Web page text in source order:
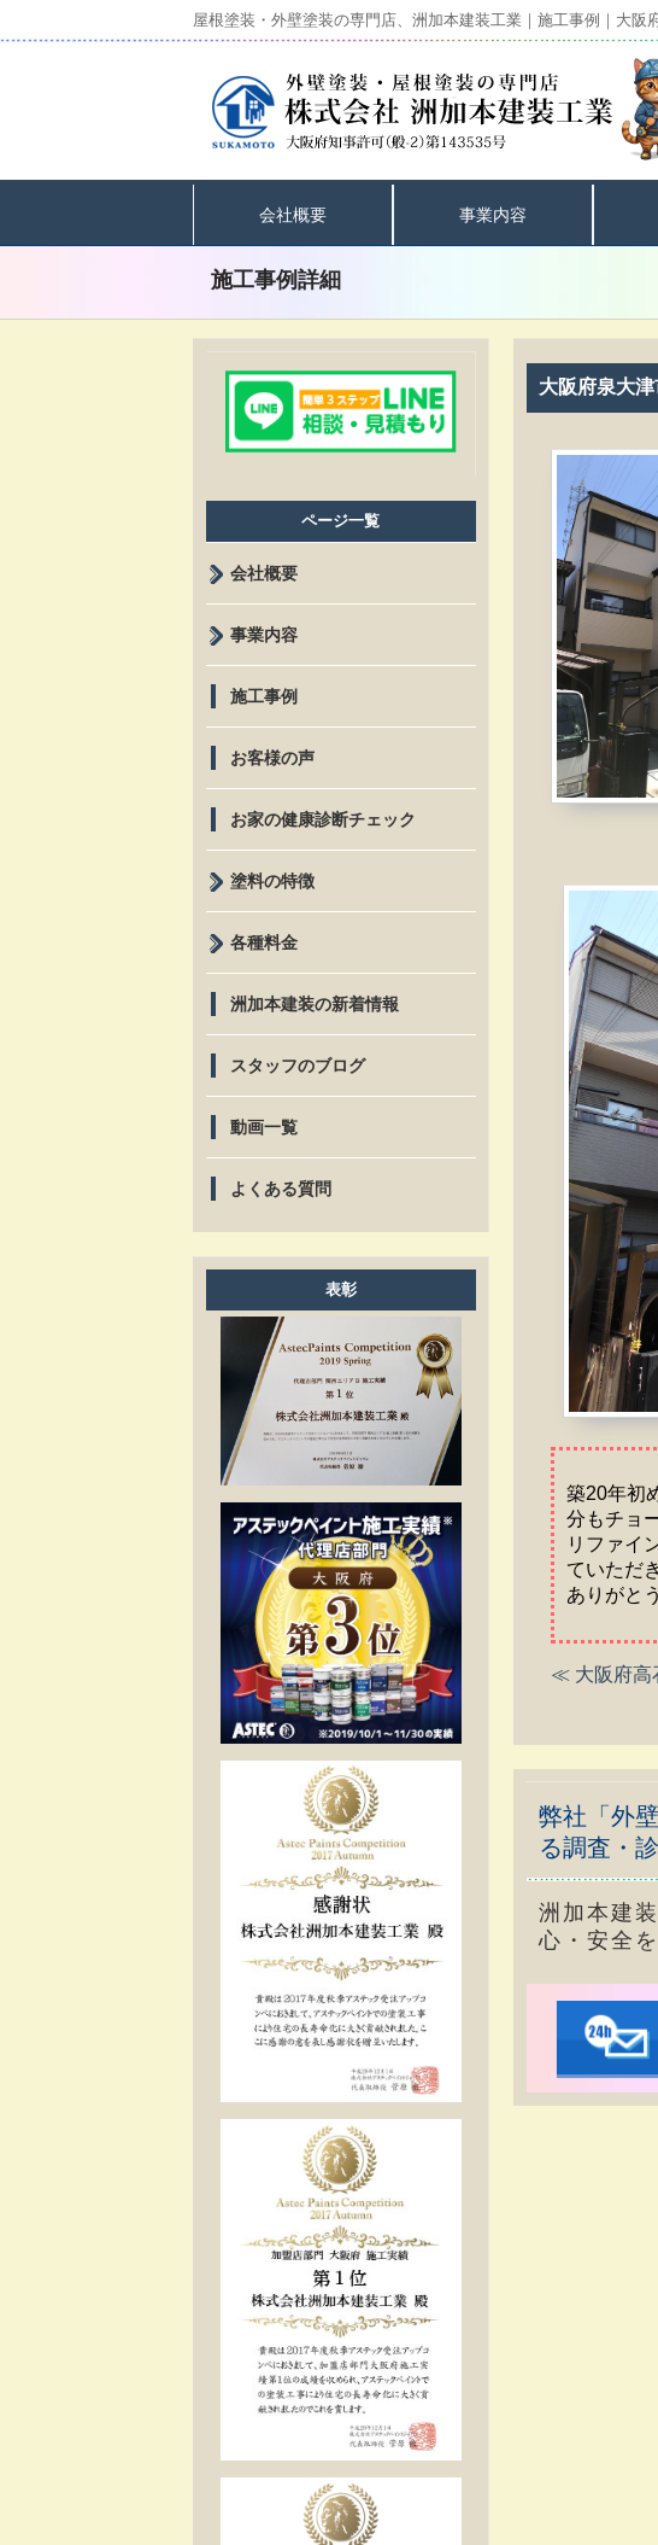
屋根塗装・外壁塗装の専門店、洲加本建装工業｜施工事例｜大
会社概要 事業内容
施工事例詳細
大阪府泉大
築20年初
分もチョ
リファイ
ていただ
ありがと
≪ 大阪府高
弊社「外
る調査・
洲加本建
心・安全
ページ一覧
会社概要
事業内容
施工事例
お客様の声
お家の健康診断チェック
塗料の特徴
各種料金
洲加本建装の新着情報
スタッフのブログ
動画一覧
よくある質問
表彰